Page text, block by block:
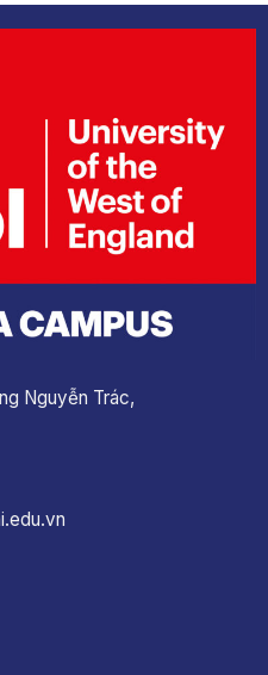
Nguyễn Trác,